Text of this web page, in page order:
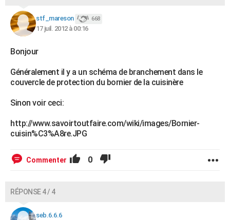
stf_mareson 668
17 juil. 2012 à 00:16
Bonjour
Généralement il y a un schéma de branchement dans le
couvercle de protection du bornier de la cuisinère
Sinon voir ceci:
http://www.savoirtoutfaire.com/wiki/images/Bornier-
cuisin%C3%A8re.JPG
Commenter 0
RÉPONSE 4 / 4
seb.6.6.6